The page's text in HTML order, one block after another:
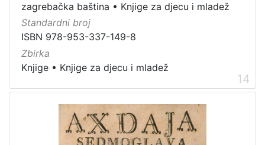
zagrebačka baština • Knjige za djecu i mladež
Standardni broj
ISBN 978-953-337-149-8
Zbirka
Knjige • Knjige za djecu i mladež
14